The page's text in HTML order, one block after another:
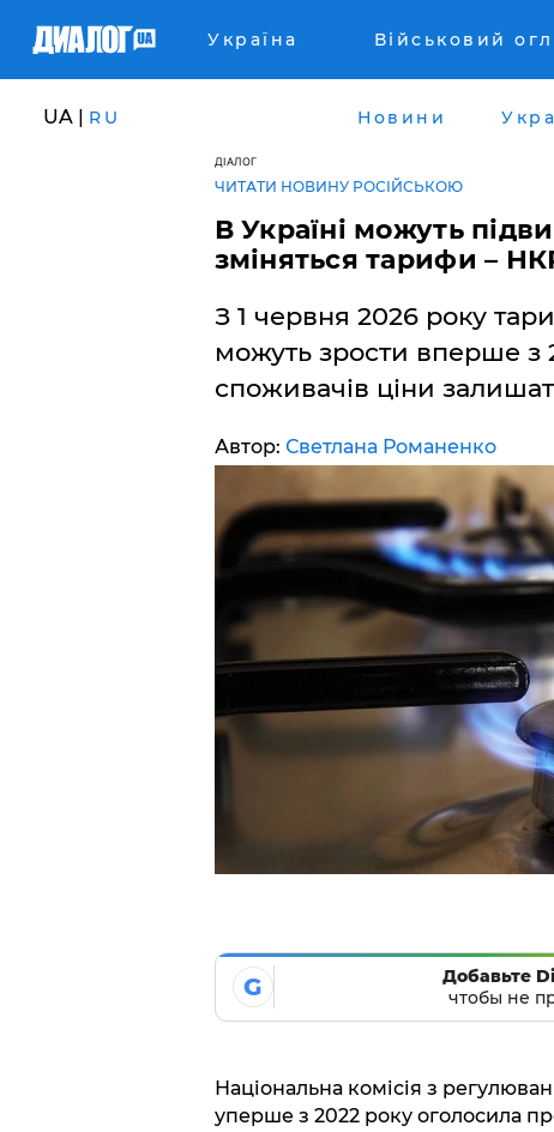
Україна Військовий
UA | RU Новини
ДІАЛОГ
ЧИТАТИ НОВИНУ РОСІЙСЬКОЮ
В Україні можуть
зміняться тарифи –
З 1 червня 2026 року
можуть зрости вперше з
споживачів ціни
Автор: Светлана Романенко
G
Добавьте
чтобы не
Національна комісія з
уперше з 2022 року оголосила